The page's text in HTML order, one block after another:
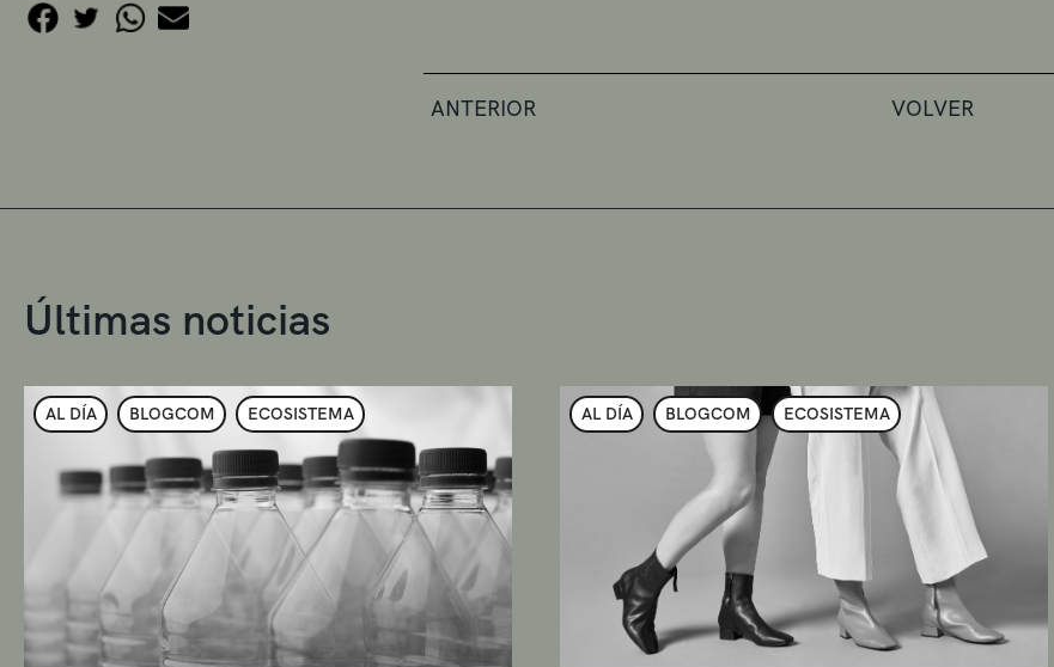
ANTERIOR VOLVER
Últimas noticias
AL DÍA BLOGCOM ECOSISTEMA AL DÍA BLOGCOM ECOSISTEMA